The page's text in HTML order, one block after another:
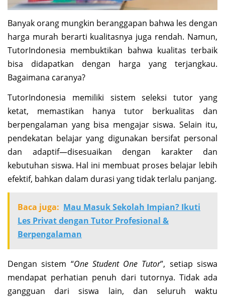
Banyak orang mungkin beranggapan bahwa les dengan
harga murah berarti kualitasnya juga rendah. Namun,
TutorIndonesia membuktikan bahwa kualitas terbaik
bisa didapatkan dengan harga yang terjangkau.
Bagaimana caranya?
TutorIndonesia memiliki sistem seleksi tutor yang
ketat, memastikan hanya tutor berkualitas dan
berpengalaman yang bisa mengajar siswa. Selain itu,
pendekatan belajar yang digunakan bersifat personal
dan adaptif—disesuaikan dengan karakter dan
kebutuhan siswa. Hal ini membuat proses belajar lebih
efektif, bahkan dalam durasi yang tidak terlalu panjang.
Baca juga: Mau Masuk Sekolah Impian? Ikuti
Les Privat dengan Tutor Profesional &
Berpengalaman
Dengan sistem “One Student One Tutor”, setiap siswa
mendapat perhatian penuh dari tutornya. Tidak ada
gangguan dari siswa lain, dan seluruh waktu